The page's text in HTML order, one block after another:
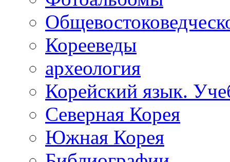
Корееведы
археология
Корейский язык.
Северная Корея
Южная Корея